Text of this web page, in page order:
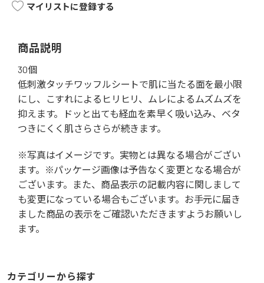
マイリストに登録する
商品説明
30個
低刺激タッチワッフルシートで肌に当たる面を最小限
にし、こすれによるヒリヒリ、ムレによるムズムズを
抑えます。ドッと出ても経血を素早く吸い込み、ベタ
つきにくく肌さらさらが続きます。
※写真はイメージです。実物とは異なる場合がござい
ます。※パッケージ画像は予告なく変更となる場合が
ございます。また、商品表示の記載内容に関しまして
も変更になっている場合もございます。お手元に届き
ました商品の表示をご確認いただきますようお願いし
ます。
カテゴリーから探す